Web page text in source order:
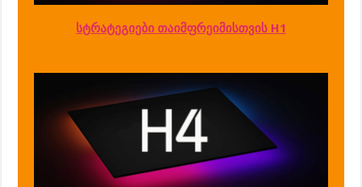
სტრატეგიები თაიმფრეიმისთვის H1